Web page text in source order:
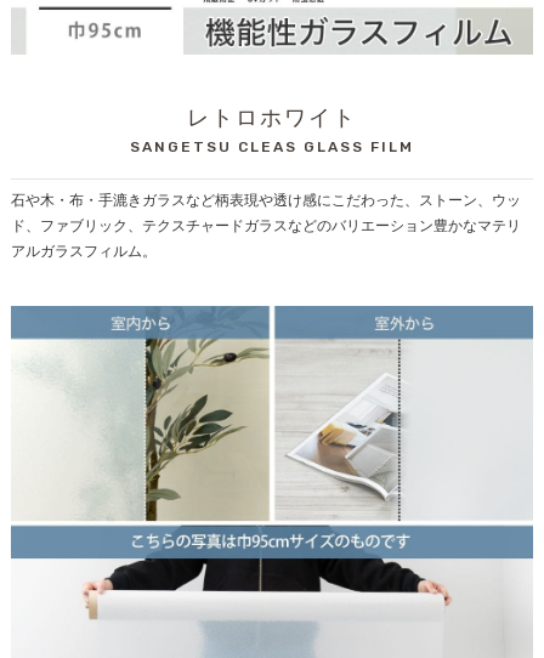
レトロホワイト
SANGETSU CLEAS GLASS FILM
石や木・布・手漉きガラスなど柄表現や透け感にこだわった、ストーン、ウッ
ド、ファブリック、テクスチャードガラスなどのバリエーション豊かなマテリ
アルガラスフィルム。